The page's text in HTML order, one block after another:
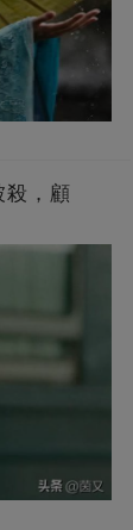
殺，顧